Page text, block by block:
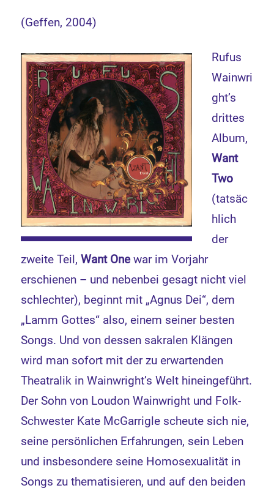
(Geffen, 2004)
Rufus
Wainwri
ght’s
drittes
Album,
Want
Two
(tatsäc
hlich
der
zweite Teil,Want Onewar im Vorjahr
erschienen – und nebenbei gesagt nicht viel
schlechter), beginnt mit „Agnus Dei“, dem
„Lamm Gottes“ also, einem seiner besten
Songs. Und von dessen sakralen Klängen
wird man sofort mit der zu erwartenden
Theatralik in Wainwright’s Welt hineingeführt.
Der Sohn von Loudon Wainwright und Folk-
Schwester Kate McGarrigle scheute sich nie,
seine persönlichen Erfahrungen, sein Leben
und insbesondere seine Homosexualität in
Songs zu thematisieren, und auf den beiden